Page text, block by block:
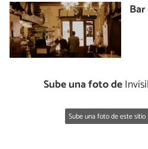
Sube una foto de
Sube una foto de este sitio